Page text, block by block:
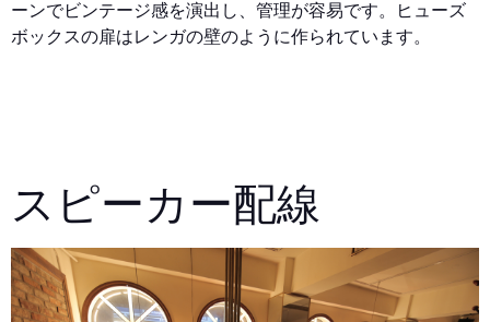
ーンでビンテージ感を演出し、管理が容易です。ヒューズ
ボックスの扉はレンガの壁のように作られています。
スピーカー配線